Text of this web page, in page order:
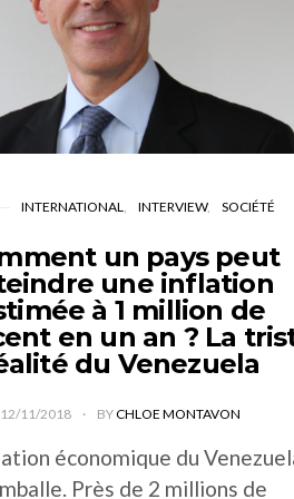
INTERNATIONAL INTERVIEW SOCIÉTÉ
un pays peut
une inflation
à 1 million de
en un an ? La
du Venezuela
12/11/2018 BYCHLOE MONTAVON
économique du
Près de 2 millions de